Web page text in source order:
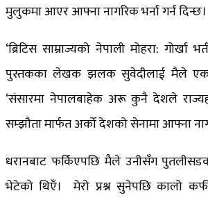
मुलुकमा आएर आफ्ना नागरिक भर्ना गर्न दिन्छ।
‘ब्रिटिस साम्राज्यको नेपाली मोहरा: गोर्खा
पुस्तकका लेखक झलक सुवेदीलाई मैले एक
‘संसारमा नेपालबाहेक अरू कुनै देशले
सम्झौता मार्फत अर्को देशको सेनामा आफ्ना
धरानबाट फर्किएपछि मैले उनीसँग
भेटेको थिएँ। मेरो प्रश्न सुनेपछि कालो